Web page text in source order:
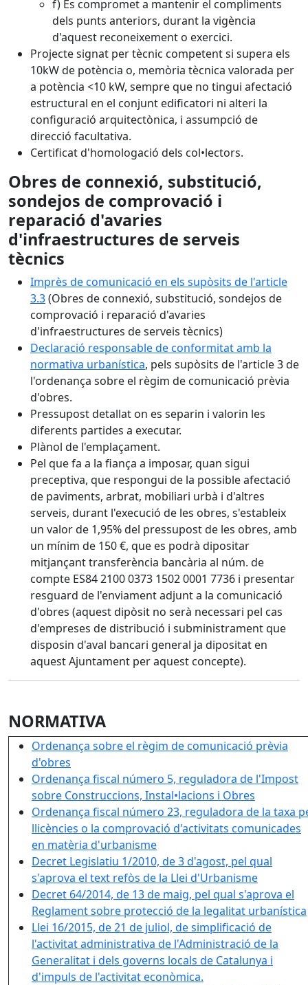
f) Es compromet a mantenir el compliments
dels punts anteriors, durant la vigència
d'aquest reconeixement o exercici.
Projecte signat per tècnic competent si supera els
10kW de potència o, memòria tècnica valorada per
a potència <10 kW, sempre que no tingui afectació
estructural en el conjunt edificatori ni alteri la
configuració arquitectònica, i assumpció de
direcció facultativa.
Certificat d'homologació dels col•lectors.
Obres de connexió, substitució,
sondejos de comprovació i
reparació d'avaries
d'infraestructures de serveis
tècnics
Imprès de comunicació en els supòsits de l'article
3.3(Obres de connexió, substitució, sondejos de
comprovació i reparació d'avaries
d'infraestructures de serveis tècnics)
Declaració responsable de conformitat amb la
normativa urbanística, pels supòsits de l'article 3 de
l'ordenança sobre el règim de comunicació prèvia
d'obres.
Pressupost detallat on es separin i valorin les
diferents partides a executar.
Plànol de l'emplaçament.
Pel que fa a la fiança a imposar, quan sigui
preceptiva, que respongui de la possible afectació
de paviments, arbrat, mobiliari urbà i d'altres
serveis, durant l'execució de les obres, s'estableix
un valor de 1,95% del pressupost de les obres, amb
un mínim de 150 €, que es podrà dipositar
mitjançant transferència bancària al núm. de
compte ES84 2100 0373 1502 0001 7736 i presentar
resguard de l'enviament adjunt a la comunicació
d'obres (aquest dipòsit no serà necessari pel cas
d'empreses de distribució i subministrament que
disposin d'aval bancari general ja dipositat en
aquest Ajuntament per aquest concepte).
NORMATIVA
Ordenança sobre el règim de comunicació prèvia
d'obres
Ordenança fiscal número 5, reguladora de l'Impost
sobre Construccions, Instal•lacions i Obres
Ordenança fiscal número 23, reguladora de la taxa
llicències o la comprovació d'activitats comunicades
en matèria d'urbanisme
Decret Legislatiu 1/2010, de 3 d'agost, pel qual
s'aprova el text refòs de la Llei d'Urbanisme
Decret 64/2014, de 13 de maig, pel qual s'aprova el
Reglament sobre protecció de la legalitat urbanística
Llei 16/2015, de 21 de juliol, de simplificació de
l'activitat administrativa de l'Administració de la
Generalitat i dels governs locals de Catalunya i
d'impuls de l'activitat econòmica.